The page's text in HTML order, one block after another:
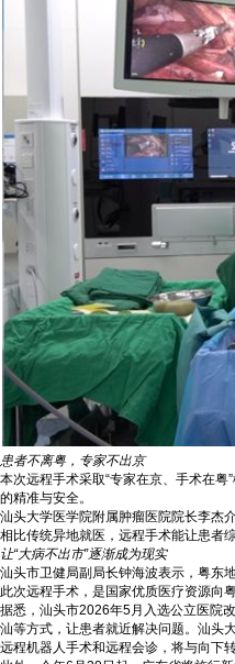
患者不离粤，专家不出京
本次远程手术采取“专家在京、手术在
的精准与安全。
汕头大学医学院附属肿瘤医院院长李杰
相比传统异地就医，远程手术能让患者
让“大病不出市”逐渐成为现实
汕头市卫健局副局长钟海波表示，粤东
此次远程手术，是国家优质医疗资源向
据悉，汕头市2026年5月入选公立医院
汕等方式，让患者就近解决问题。汕头
远程机器人手术和远程会诊，将与向下